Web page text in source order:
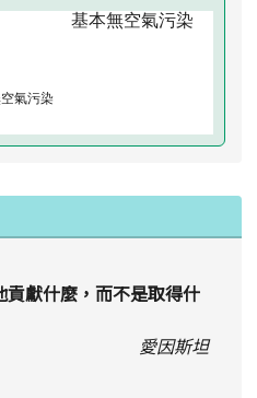
氣污染
獻什麼，而不是取得什
愛因斯坦